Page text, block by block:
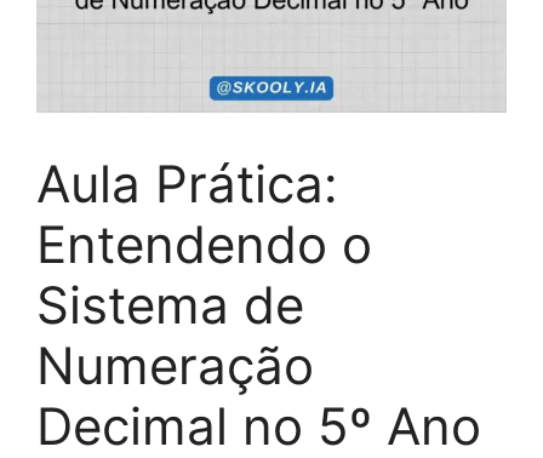
Aula Prática:
Entendendo o
Sistema de
Numeração
Decimal no 5º Ano